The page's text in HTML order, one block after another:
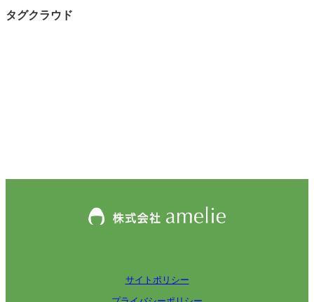
タグクラウド
サイトポリシー